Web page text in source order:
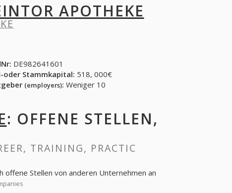
APOTHEKE
DE982641601
oder Stammkapital: 518, 000€
(employers): Weniger 10
: OFFENE STELLEN,
TRAINING, PRACTIC
offene Stellen von anderen Unternehmen an